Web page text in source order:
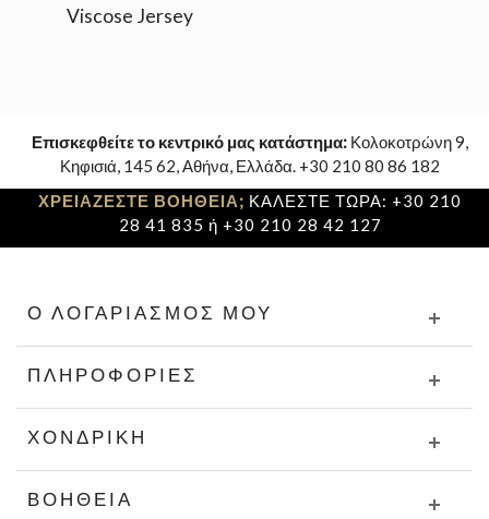
Viscose Jersey
Επισκεφθείτε το κεντρικό μας κατάστημα: Κολοκοτρώνη 9,
Κηφισιά, 145 62, Αθήνα, Ελλάδα. +30 210 80 86 182
ΧΡΕΙΑΖΕΣΤΕ ΒΟΗΘΕΙΑ; ΚΑΛΕΣΤΕ ΤΩΡΑ: +30 210
28 41 835 ή +30 210 28 42 127
Ο ΛΟΓΑΡΙΑΣΜΌΣ ΜΟΥ
ΠΛΗΡΟΦΟΡΊΕΣ
ΧΟΝΔΡΙΚΉ
ΒΟΉΘΕΙΑ